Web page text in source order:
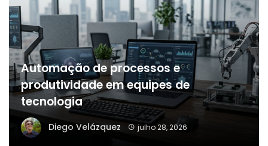
Automação de processos e
produtividade em equipes de
tecnologia
Diego Velázquez julho 28, 2026